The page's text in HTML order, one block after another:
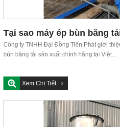
Tại sao máy ép bùn băng
và trục vít
Công ty TNHH Đại Đồng Tiến Phát giới
bùn băng tải sản xuất chính hãng tại Việt...
Xem Chi Tiết